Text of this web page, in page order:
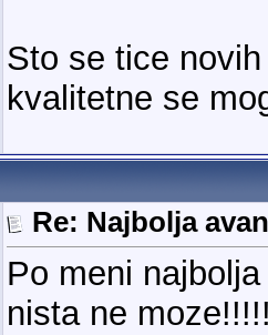
Sto se tice
kvalitetne se
Re: Najbolja
Po meni
nista ne